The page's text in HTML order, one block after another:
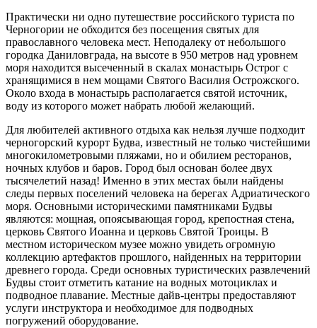
Практически ни одно путешествие российского туриста по
Черногории не обходится без посещения святых для
православного человека мест. Неподалеку от небольшого
городка Даниловграда, на высоте в 950 метров над уровнем
моря находится высеченный в скалах монастырь Острог с
хранящимися в нем мощами Святого Василия Острожского.
Около входа в монастырь располагается святой источник,
воду из которого может набрать любой желающий.
Для любителей активного отдыха как нельзя лучше подходит
черногорский курорт Будва, известный не только чистейшими
многокилометровыми пляжами, но и обилием ресторанов,
ночных клубов и баров. Город был основан более двух
тысячелетий назад! Именно в этих местах были найдены
следы первых поселений человека на берегах Адриатического
моря. Основными историческими памятниками Будвы
являются: мощная, опоясывающая город, крепостная стена,
церковь Святого Иоанна и церковь Святой Троицы. В
местном историческом музее можно увидеть огромную
коллекцию артефактов прошлого, найденных на территории
древнего города. Среди основных туристических развлечений
Будвы стоит отметить катание на водных мотоциклах и
подводное плавание. Местные дайв-центры предоставляют
услуги инструктора и необходимое для подводных
погружений оборудование.